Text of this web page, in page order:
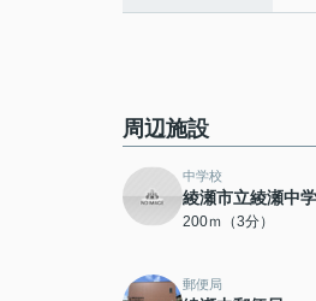
周辺施設
中学校
綾瀬市立綾瀬中
200ｍ（3分）
郵便局